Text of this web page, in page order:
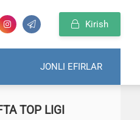
Kirish
JONLI EFIRLAR
TOP LIGI